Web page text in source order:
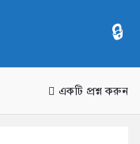
একটি প্রশ্ন করুন